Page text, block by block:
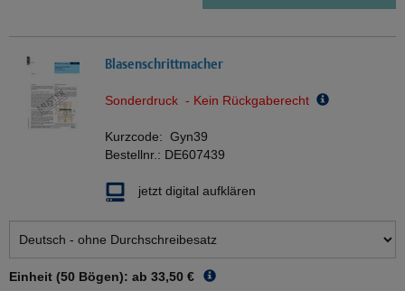
Blasenschrittmacher
Sonderdruck - Kein Rückgaberecht
Kurzcode: Gyn39
Bestellnr.: DE607439
jetzt digital aufklären
Einheit (50 Bögen): ab 33,50 €